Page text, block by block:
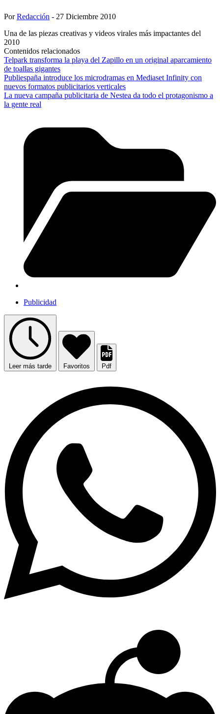
PorRedacción - 27 Diciembre 2010
Una de las piezas creativas y videos virales más impactantes del
2010
Contenidos relacionados
Telpark transforma la playa del Zapillo en un original aparcamiento
de toallas gigantes
Publiespaña introduce los microdramas en Mediaset Infinity con
nuevos formatos publicitarios verticales
La nueva campaña publicitaria de Nestea da todo el protagonismo a
la gente real
Publicidad
Leer más tarde Favoritos Pdf